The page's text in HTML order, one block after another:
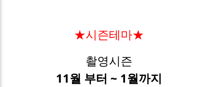
★시즌테마★
촬영시즌
11월 부터 ~ 1월까지